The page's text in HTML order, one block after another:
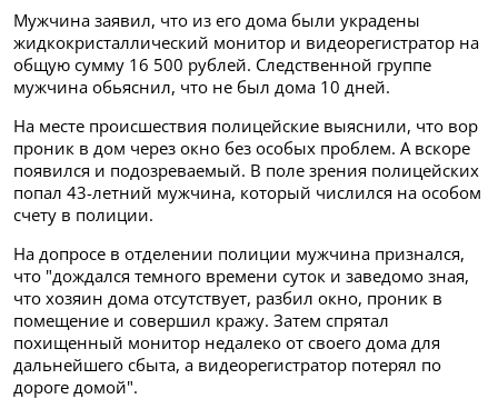
Мужчина заявил, что из его дома были украдены
жидкокристаллический монитор и видеорегистратор на
общую сумму 16 500 рублей. Следственной группе
мужчина обьяснил, что не был дома 10 дней.
На месте происшествия полицейские выяснили, что вор
проник в дом через окно без особых проблем. А вскоре
появился и подозреваемый. В поле зрения полицейских
попал 43-летний мужчина, который числился на особом
счету в полиции.
На допросе в отделении полиции мужчина признался,
что "дождался темного времени суток и заведомо зная,
что хозяин дома отсутствует, разбил окно, проник в
помещение и совершил кражу. Затем спрятал
похищенный монитор недалеко от своего дома для
дальнейшего сбыта, а видеорегистратор потерял по
дороге домой".